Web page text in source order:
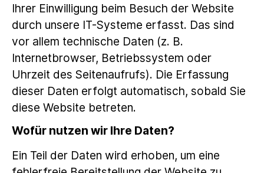
Ihrer Einwilligung beim Besuch der Website
durch unsere IT-Systeme erfasst. Das sind
vor allem technische Daten (z. B.
Internetbrowser, Betriebssystem oder
Uhrzeit des Seitenaufrufs). Die Erfassung
dieser Daten erfolgt automatisch, sobald Sie
diese Website betreten.
Wofür nutzen wir Ihre Daten?
Ein Teil der Daten wird erhoben, um eine